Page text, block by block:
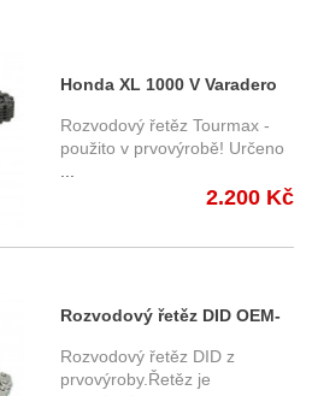
Honda XL 1000 V Varadero
(99-11) rozvodový řetěz
Tourmax
Rozvodový řetěz Tourmax -
použito v prvovýrobě! Určeno
2.200 Kč
Rozvodový řetěz DID OEM-
J-92
Rozvodový řetěz DID z
prvovýroby.Řetěz je